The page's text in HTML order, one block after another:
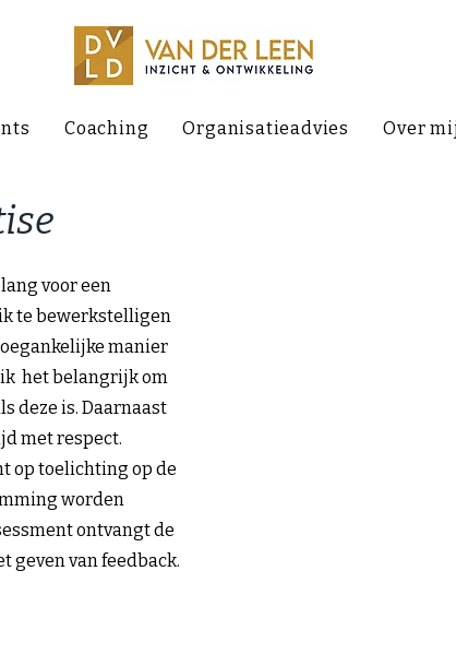
Coaching Organisatieadvies Over mij
voor een
te bewerkstelligen
manier
ik het belangrijk om
deze is. Daarnaast
met respect.
op toelichting op de
worden
ontvangt de
geven van feedback.